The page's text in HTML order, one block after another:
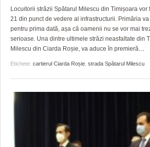
Locuitorii străzii Spătarul Milescu din Timișoara vor
21 din punct de vedere al infrastructurii. Primăria
pentru prima dată, așa că oamenii nu se vor mai
serioase. Una dintre ultimele străzi neasfaltate din
Milescu din Ciarda Roșie, va aduce în premieră…
Etichete: cartierul Ciarda Roșie, strada Spătarul Milescu